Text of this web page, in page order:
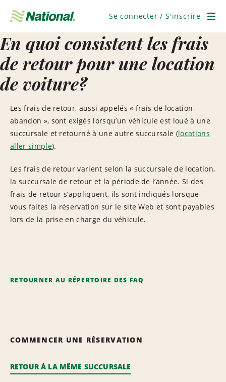
navigation
Se connecter / S'inscrire
En quoi consistent les frais
de retour pour une location
de voiture?
Les frais de retour, aussi appelés « frais de location-
abandon », sont exigés lorsqu’un véhicule est loué à une
succursale et retourné à une autre succursale (locations
aller simple).
Les frais de retour varient selon la succursale de location,
la succursale de retour et la période de l’année. Si des
frais de retour s’appliquent, ils sont indiqués lorsque
vous faites la réservation sur le site Web et sont payables
lors de la prise en charge du véhicule.
RETOURNER AU RÉPERTOIRE DES FAQ
COMMENCER UNE RÉSERVATION
RETOUR À LA MÊME SUCCURSALE